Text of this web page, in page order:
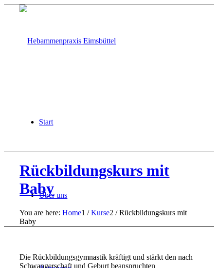
Start
Über uns
Rückbildungskurs mit
Baby
You are here: Home1 / Kurse2 / Rückbildungskurs mit
Baby
Die Rückbildungsgymnastik kräftigt und stärkt den nach
Schwangerschaft und Geburt beanspruchten